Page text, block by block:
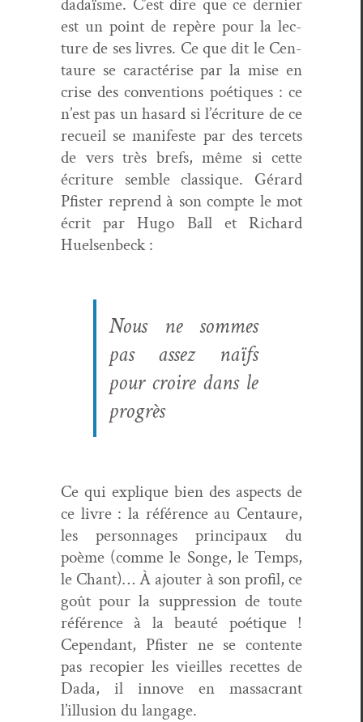
est un point de repère pour la lec­
ture de ses livres. Ce que dit le Cen­
tau­re se car­ac­térise par la mise en
crise des con­ven­tions poé­tiques : ce
n’est pas un hasard si l’écriture de ce
recueil se man­i­feste par des ter­cets
de vers très brefs, même si cette
écri­t­ure sem­ble clas­sique. Gérard
Pfis­ter reprend à son compte le mot
écrit par Hugo Ball et Richard
Huelsenbeck :
Nous ne sommes
pas assez naïfs
pour croire dans le
progrès
Ce qui explique bien des aspects de
ce livre : la référence au Cen­tau­re,
les per­son­nages prin­ci­paux du
poème (comme le Songe, le Temps,
le Chant)… À ajouter à son pro­fil, ce
goût pour la sup­pres­sion de toute
référence à la beauté poé­tique !
Cepen­dant, Pfis­ter ne se con­tente
pas recopi­er les vieilles recettes de
Dada, il innove en mas­sacrant
l’illusion du langage.